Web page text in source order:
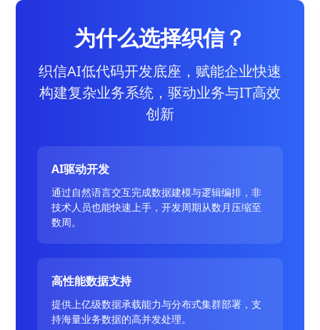
为什么选择织信？
织信AI低代码开发底座，赋能企业快速
构建复杂业务系统，驱动业务与IT高效
创新
AI驱动开发
通过自然语言交互完成数据建模与逻辑编排，非
技术人员也能快速上手，开发周期从数月压缩至
数周。
高性能数据支持
提供上亿级数据承载能力与分布式集群部署，支
持海量业务数据的高并发处理。